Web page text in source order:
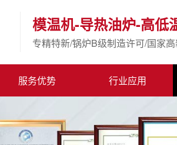
模温机-导热油炉-高低
专精特新/锅炉B级制造许可/国家
服务优势 行业应用